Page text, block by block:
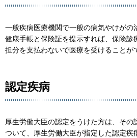
一般疾病医療機関で一般の病気やけがの
健康手帳と保険証を提示すれば、保険診
担分を支払わないで医療を受けることが
認定疾病
厚生労働大臣の認定をうけた方は、その
ついて、厚生労働大臣が指定した認定疾